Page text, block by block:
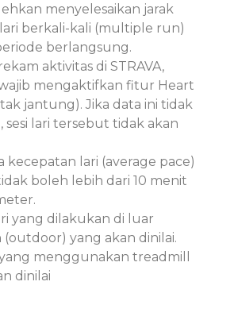
menyelesaikan jarak
berkali-kali (multiple run)
berlangsung.
aktivitas di STRAVA,
mengaktifkan fitur Heart
jantung). Jika data ini tidak
sesi lari tersebut tidak akan
kecepatan lari (average pace)
boleh lebih dari 10 menit
yang dilakukan di luar
(outdoor) yang akan dinilai.
menggunakan treadmill
dinilai